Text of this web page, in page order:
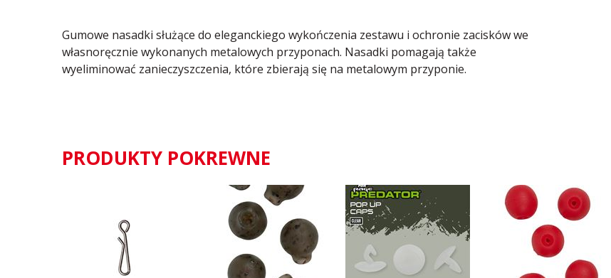
Gumowe nasadki służące do eleganckiego wykończenia zestawu i ochronie zacisków we
własnoręcznie wykonanych metalowych przyponach. Nasadki pomagają także
wyeliminować zanieczyszczenia, które zbierają się na metalowym przyponie.
PRODUKTY POKREWNE